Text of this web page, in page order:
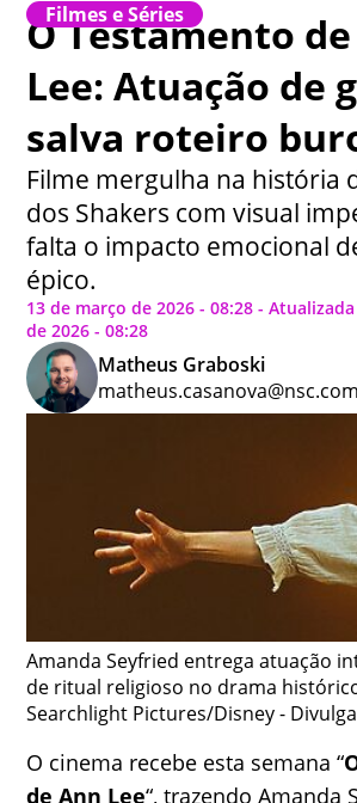
Filmes e Séries
O Testamento
Lee: Atuação de
salva roteiro
Filme mergulha na história
dos Shakers com visual
falta o impacto emocional
épico.
13 de março de 2026 - 08:28 -
de 2026 - 08:28
Matheus Graboski
Amanda Seyfried entrega atuação
de ritual religioso no drama
Searchlight Pictures/Disney -
O cinema recebe esta semana “
de Ann Lee“, trazendo Amanda